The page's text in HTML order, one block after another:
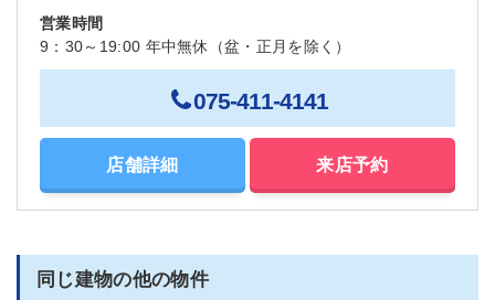
営業時間
9：30～19:00 年中無休（盆・正月を除く）
075-411-4141
店舗詳細 来店予約
同じ建物の他の物件